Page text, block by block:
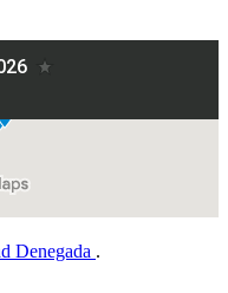
Denegada .